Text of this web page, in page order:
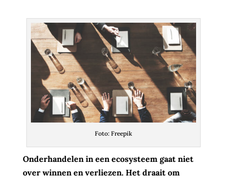
Foto: Freepik
Onderhandelen in een ecosysteem gaat niet
over winnen en verliezen. Het draait om